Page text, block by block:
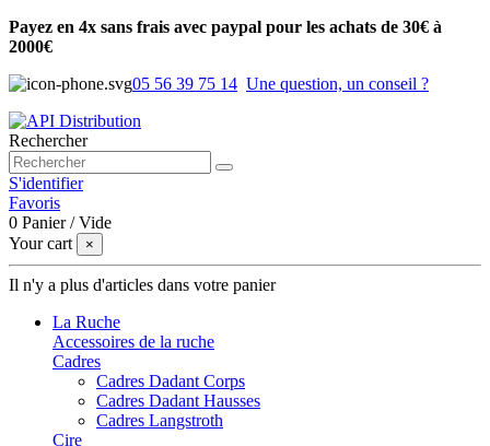
Payez en 4x sans frais avec paypal pour les achats de 30€ à
2000€
05 56 39 75 14 Une question, un conseil ?
Rechercher
S'identifier
Favoris
0 Panier /Vide
Your cart
×
Il n'y a plus d'articles dans votre panier
La Ruche
Accessoires de la ruche
Cadres
Cadres Dadant Corps
Cadres Dadant Hausses
Cadres Langstroth
Cire